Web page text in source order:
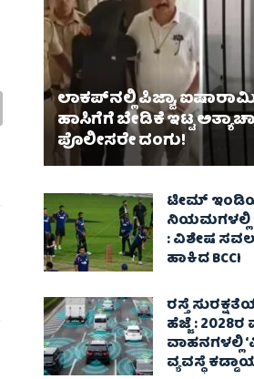
ಲಾಕಪ್‌ನಲ್ಲಿ ಪಿಜ್ಜಾ,
ಹಾಸಿಗೆಗೆ ಬೇಡಿಕೆ ಇಟ್ಟ
ಪೊಲೀಸರೇ ದಂಗು!
ಟೀಮ್
ನಿಯಮಗಳಲ್ಲಿ
: ವಿಶೇಷ
ಹಾಕಿದ BCCI
ರಸ್ತೆ
ಹೆಜ್ಜೆ : 2028ರ
ವಾಹನಗಳಲ್ಲಿ
ವ್ಯವಸ್ಥೆ